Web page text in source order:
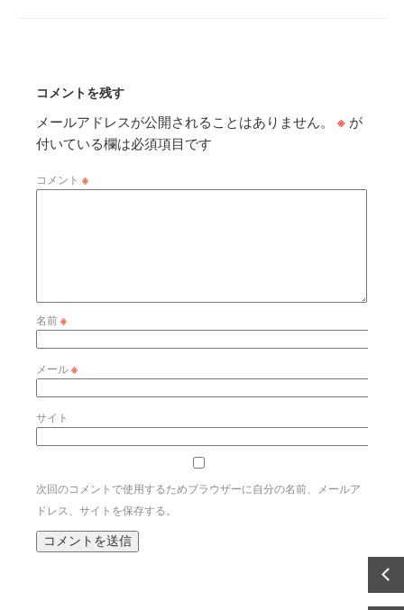
コメントを残す
メールアドレスが公開されることはありません。 ※ が
付いている欄は必須項目です
コメント ※
名前※
メール※
サイト
次回のコメントで使用するためブラウザーに自分の名前、メールア
ドレス、サイトを保存する。